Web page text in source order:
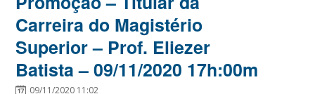
Carreira do Magistério
Superior – Prof. Eliezer
Batista – 09/11/2020 17h:00m
09/11/2020 11:02